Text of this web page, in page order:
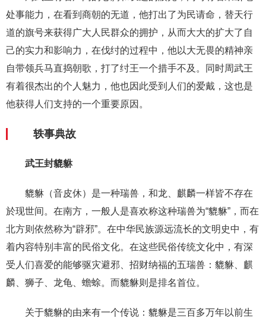
处事能力，在看到商朝的无道，他打出了为民请命，替天行
道的旗号来获得广大人民群众的拥护，从而大大的扩大了自
己的实力和影响力，在伐纣的过程中，他以大无畏的精神亲
自带领兵马直捣朝歌，打了纣王一个措手不及。同时周武王
有着很杰出的个人魅力，他也因此受到人们的爱戴，这也是
他获得人们支持的一个重要原因。
轶事典故
武王封貔貅
貔貅（音皮休）是一种瑞兽，和龙、麒麟一样皆不存在
於现世间。在南方，一般人是喜欢称这种瑞兽为“貔貅”，而在
北方则依然称为“辟邪”。在中华民族源远流长的文明史中，有
着内容特别丰富的民俗文化。在这些民俗传统文化中，有深
受人们喜爱的能够驱灾避邪、招财纳福的五瑞兽：貔貅、麒
麟、狮子、龙龟、蟾蜍。而貔貅则是排名首位。
关于貔貅的由来有一个传说：貔貅是三百多万年以前生